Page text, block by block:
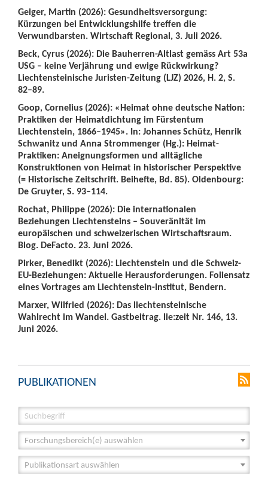
Geiger, Martin (2026): Gesundheitsversorgung:
Kürzungen bei Entwicklungshilfe treffen die
Verwundbarsten. Wirtschaft Regional, 3. Juli 2026.
Beck, Cyrus (2026): Die Bauherren-Altlast gemäss Art 53a
USG – keine Verjährung und ewige Rückwirkung?
Liechtensteinische Juristen-Zeitung (LJZ) 2026, H. 2, S.
82–89.
Goop, Cornelius (2026): «Heimat ohne deutsche Nation:
Praktiken der Heimatdichtung im Fürstentum
Liechtenstein, 1866–1945». In: Johannes Schütz, Henrik
Schwanitz und Anna Strommenger (Hg.): Heimat-
Praktiken: Aneignungsformen und alltägliche
Konstruktionen von Heimat in historischer Perspektive
(= Historische Zeitschrift. Beihefte, Bd. 85). Oldenbourg:
De Gruyter, S. 93–114.
Rochat, Philippe (2026): Die internationalen
Beziehungen Liechtensteins – Souveränität im
europäischen und schweizerischen Wirtschaftsraum.
Blog. DeFacto. 23. Juni 2026.
Pirker, Benedikt (2026): Liechtenstein und die Schweiz-
EU-Beziehungen: Aktuelle Herausforderungen. Foliensatz
eines Vortrages am Liechtenstein-Institut, Bendern.
Marxer, Wilfried (2026): Das liechtensteinische
Wahlrecht im Wandel. Gastbeitrag. lie:zeit Nr. 146, 13.
Juni 2026.
PUBLIKATIONEN
Forschungsbereich(e) auswählen
Publikationsart auswählen